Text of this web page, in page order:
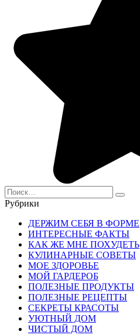
Search
for:
Рубрики
ДЕРЖИМ СЕБЯ В ФОРМЕ
ИНТЕРЕСНЫЕ ФАКТЫ
КАК ЖЕ МНЕ ПОХУДЕТЬ
КУЛИНАРНЫЕ СОВЕТЫ
МОЕ ЗДОРОВЬЕ
МОЙ ГАРДЕРОБ
ПОЛЕЗНЫЕ ПРОДУКТЫ
ПОЛЕЗНЫЕ РЕЦЕПТЫ
СЕКРЕТЫ КРАСОТЫ
УЮТНЫЙ ДОМ
ЧИСТЫЙ ДОМ